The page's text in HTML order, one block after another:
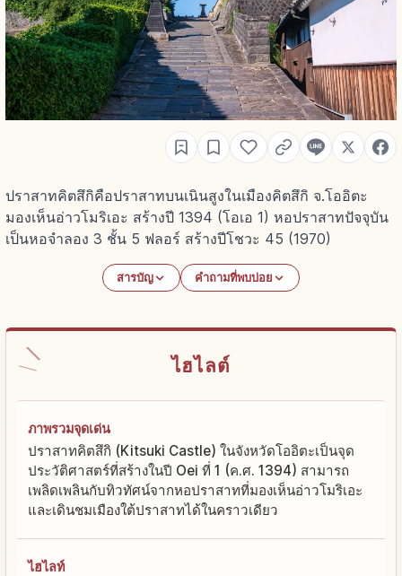
ปราสาทคิตสึกิคือปราสาทบนเนินสูงในเมืองคิตสึกิ จ.โออิตะ
มองเห็นอ่าวโมริเอะ สร้างปี 1394 (โอเอ 1) หอปราสาทปัจจุบัน
เป็นหอจำลอง 3 ชั้น 5 ฟลอร์ สร้างปีโชวะ 45 (1970)
สารบัญ คำถามที่พบบ่อย
ไฮไลต์
ภาพรวมจุดเด่น
ปราสาทคิตสึกิ (Kitsuki Castle) ในจังหวัดโออิตะเป็นจุด
ประวัติศาสตร์ที่สร้างในปี Oei ที่ 1 (ค.ศ. 1394) สามารถ
เพลิดเพลินกับทิวทัศน์จากหอปราสาทที่มองเห็นอ่าวโมริเอะ
และเดินชมเมืองใต้ปราสาทได้ในคราวเดียว
ไฮไลท์